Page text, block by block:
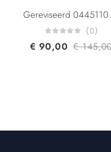
Gereviseerd
(0)
€ 90,00 €